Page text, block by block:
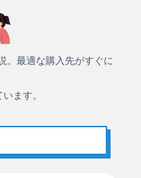
。最適な購入先がすぐに
ます。